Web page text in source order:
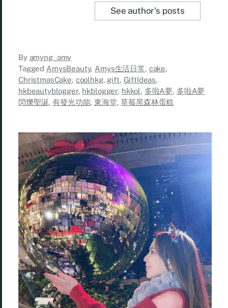
See author's posts
By amyng_amy
Tagged AmysBeauty, Amys生活日常, cake,
ChristmasCake, coolhkg, gift, GiftIdeas,
hkbeautyblogger, hkblogger, hkkol, 多啦A夢, 多啦A夢
閃爍聖誕,有發光功能,東海堂,草莓黑森林蛋糕